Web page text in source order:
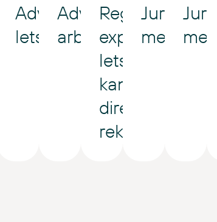
Advocaat
letselschade
Advocaat
arbeidsrecht
Register
expert
letselschade,
kantoor
directeur,
rekenaar
Juridisch